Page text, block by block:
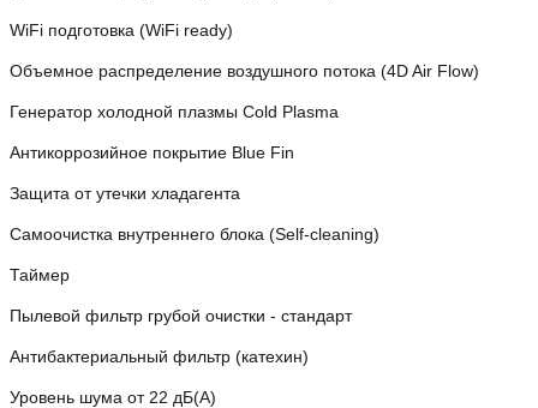
WiFi подготовка (WiFi ready)
Объемное распределение воздушного потока (4D Air Flow)
Генератор холодной плазмы Cold Plasma
Антикоррозийное покрытие Blue Fin
Защита от утечки хладагента
Самоочистка внутреннего блока (Self-cleaning)
Таймер
Пылевой фильтр грубой очистки - стандарт
Антибактериальный фильтр (катехин)
Уровень шума от 22 дБ(А)